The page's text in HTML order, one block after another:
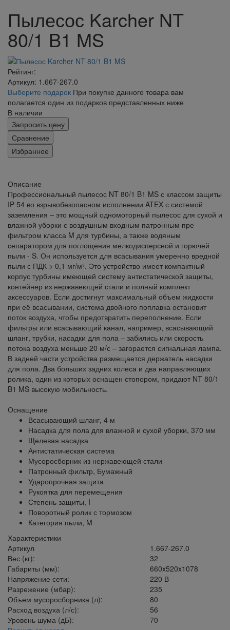
Пылесос Karcher NT
80/1 B1 MS
Рейтинг:
Артикул: 1.667-267.0
Выберите подарок При покупке данного товара вам
полагается один из подарков представленных ниже
В наличии
Запросить цену
Сравнение
Избранное
Описание
Профессиональный пылесос NT 80/1 B1 MS с классом защиты
IP 54 во взрывобезопасном исполнении ATEX с системой
заземления – это мощный одномоторный пылесос для сухой и
влажной уборки с воздушным входным патронным пре-
фильтром класса M для турбины, а также водяным
сепаратором для поглощения мелкодисперсной и горючей
пыли - S. Он используется для всасывания умеренно вредной
пыли с ПДК > 0,1 мг/м³. Это устройство имеет компактный
корпус турбины имеющей систему антистатической защиты,
контейнер из нержавеющей стали и полный комплект
аксессуаров. Если достигнут максимальный объем жидкости
при её всасывании, система двойного поплавка остановит
поток воздуха, чтобы предотвратить переполнение. Если
фильтры или всасывающий канал, например, всасывающий
шланг, трубки, насадки для пола – забились или скорость
потока воздуха меньше 20 м/с – загорается сигнальная лампа.
В задней части устройства размещается держатель насадки
для пола. Два больших задних колеса и два направляющих
ролика, один из которых оснащен стопором, придают NT 80/1
B1 MS высокую мобильность.
Оснащение
Всасывающий шланг, 4 м
Насадка для пола для влажной и сухой уборки, 370 мм
Щелевая насадка
Антистатическая система
Мусоросборник из нержавеющей стали
Патронный фильтр, Бумажный
Ударопрочная защита
Рукоятка для перемещения
Степень защиты, I
Поворотный ролик с тормозом
Категория пыли, M
Характеристики
Артикул
1.667-267.0
Вес (кг):
32
Габариты (мм):
660x520x1078
Напряжение сети:
220 В
Разрежение (мбар):
235
Объем мусоросборника (л):
80
Расход воздуха (л/с):
56
Уровень шума (дБ):
70